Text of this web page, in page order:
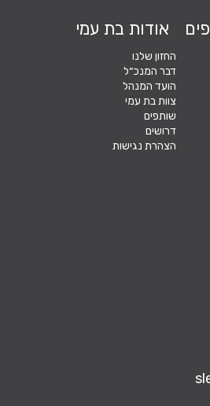
אודות בת עמי
החזון שלנו
דבר המנכ״ל
הועד המנהל
צוות בת עמי
שותפים
דרושים
הצהרת נגישות